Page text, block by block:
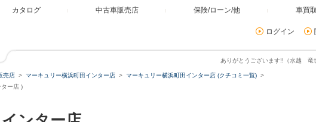
カタログ 中古車販売店 保険/ローン/他 車買取
ログイン
ありがとうございます!!（水越 竜
売店 マーキュリー横浜町田インター店
マーキュリー横浜町田インター店 (クチコミ一覧)
ー店 )